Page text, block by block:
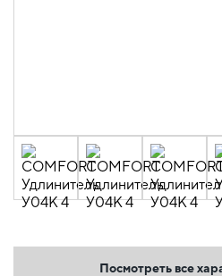
Посмотреть все